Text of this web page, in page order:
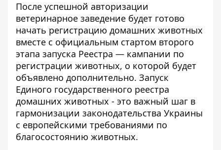
После успешной авторизации
ветеринарное заведение будет готово
начать регистрацию домашних животных
вместе с официальным стартом второго
этапа запуска Реестра — кампании по
регистрации животных, о которой будет
объявлено дополнительно. Запуск
Единого государственного реестра
домашних животных - это важный шаг в
гармонизации законодательства Украины
с европейскими требованиями по
благосостоянию животных.